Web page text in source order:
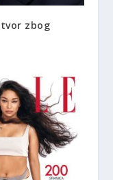
zbog